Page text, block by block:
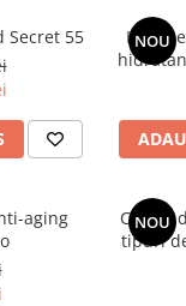
Secret 55
NOU
aging
NOU
Crema
tipuri de
ml -